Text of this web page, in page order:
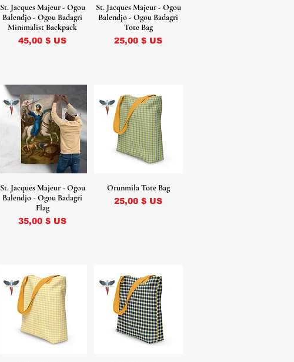
St. Jacques Majeur - Ogou
Balendjo - Ogou Badagri
Minimalist Backpack
Prix
45,00 $ US
St. Jacques Majeur - Ogou
Balendjo - Ogou Badagri
Tote Bag
Prix
25,00 $ US
St. Jacques Majeur - Ogou
Balendjo - Ogou Badagri
Flag
Prix
35,00 $ US
Orunmila Tote Bag
Prix
25,00 $ US